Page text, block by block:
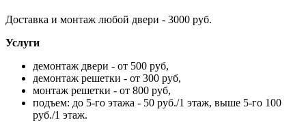
Доставка и монтаж любой двери - 3000 руб.
Услуги
демонтаж двери - от 500 руб,
демонтаж решетки - от 300 руб,
монтаж решетки - от 800 руб,
подъем: до 5-го этажа - 50 руб./1 этаж, выше 5-го 100
руб./1 этаж.